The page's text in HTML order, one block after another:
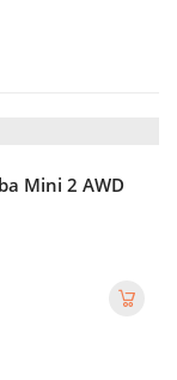
Mini 2 AWD